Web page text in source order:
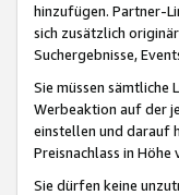
hinzufügen. Partner-
sich zusätzlich
Suchergebnisse,
Sie müssen
Werbeaktion auf der
einstellen und darauf
Preisnachlass in
Sie dürfen keine